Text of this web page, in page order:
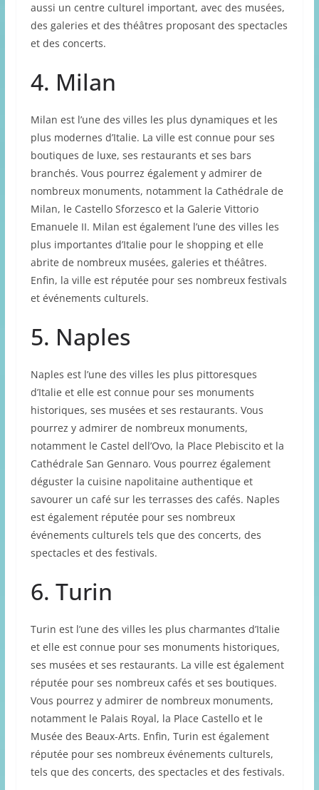
aussi un centre culturel important, avec des musées,
des galeries et des théâtres proposant des spectacles
et des concerts.
4. Milan
Milan est l’une des villes les plus dynamiques et les
plus modernes d’Italie. La ville est connue pour ses
boutiques de luxe, ses restaurants et ses bars
branchés. Vous pourrez également y admirer de
nombreux monuments, notamment la Cathédrale de
Milan, le Castello Sforzesco et la Galerie Vittorio
Emanuele II. Milan est également l’une des villes les
plus importantes d’Italie pour le shopping et elle
abrite de nombreux musées, galeries et théâtres.
Enfin, la ville est réputée pour ses nombreux festivals
et événements culturels.
5. Naples
Naples est l’une des villes les plus pittoresques
d’Italie et elle est connue pour ses monuments
historiques, ses musées et ses restaurants. Vous
pourrez y admirer de nombreux monuments,
notamment le Castel dell’Ovo, la Place Plebiscito et la
Cathédrale San Gennaro. Vous pourrez également
déguster la cuisine napolitaine authentique et
savourer un café sur les terrasses des cafés. Naples
est également réputée pour ses nombreux
événements culturels tels que des concerts, des
spectacles et des festivals.
6. Turin
Turin est l’une des villes les plus charmantes d’Italie
et elle est connue pour ses monuments historiques,
ses musées et ses restaurants. La ville est également
réputée pour ses nombreux cafés et ses boutiques.
Vous pourrez y admirer de nombreux monuments,
notamment le Palais Royal, la Place Castello et le
Musée des Beaux-Arts. Enfin, Turin est également
réputée pour ses nombreux événements culturels,
tels que des concerts, des spectacles et des festivals.